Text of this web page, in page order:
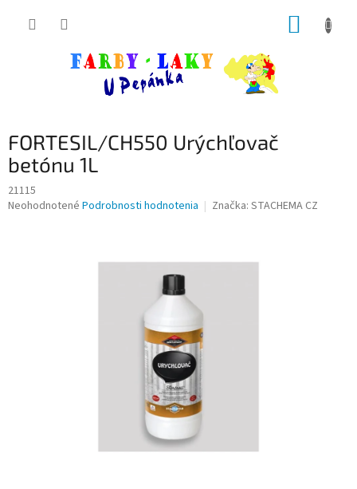
FORTESIL/CH550 Urýchľovač
betónu 1L
21115
Priemerné
Neohodnotené Podrobnosti hodnotenia Značka: STACHEMA CZ